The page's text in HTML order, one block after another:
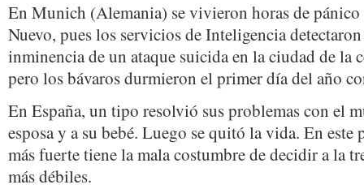
En Munich (Alemania) se vivieron horas de
Nuevo, pues los servicios de Inteligencia
inminencia de un ataque suicida en la ciudad de la
pero los bávaros durmieron el primer día del año
En España, un tipo resolvió sus problemas con el
esposa y a su bebé. Luego se quitó la vida. En este
más fuerte tiene la mala costumbre de decidir a la
más débiles.